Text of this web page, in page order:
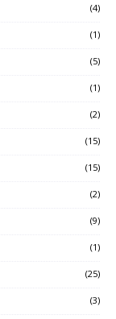
(4)
(1)
(5)
(1)
(2)
(15)
(15)
(2)
(9)
(1)
(25)
(3)